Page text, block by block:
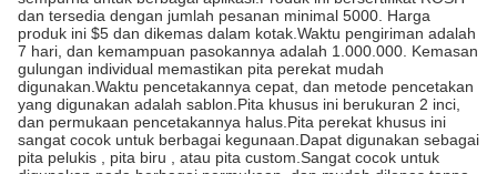
dan tersedia dengan jumlah pesanan minimal 5000. Harga
produk ini $5 dan dikemas dalam kotak.Waktu pengiriman adalah
7 hari, dan kemampuan pasokannya adalah 1.000.000. Kemasan
gulungan individual memastikan pita perekat mudah
digunakan.Waktu pencetakannya cepat, dan metode pencetakan
yang digunakan adalah sablon.Pita khusus ini berukuran 2 inci,
dan permukaan pencetakannya halus.Pita perekat khusus ini
sangat cocok untuk berbagai kegunaan.Dapat digunakan sebagai
pita pelukis , pita biru , atau pita custom.Sangat cocok untuk